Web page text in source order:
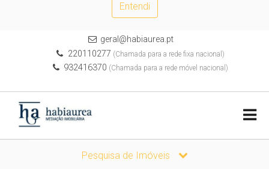
Entendi
geral@habiaurea.pt
220110277 (Chamada para a rede fixa nacional)
932416370 (Chamada para a rede móvel nacional)
Pesquisa de Imóveis